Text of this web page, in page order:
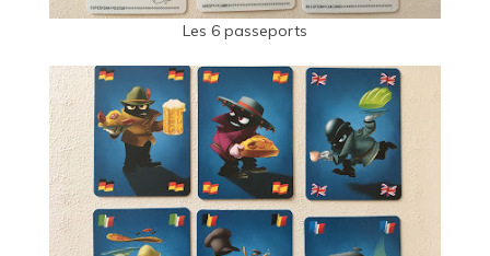
Les 6 passeports